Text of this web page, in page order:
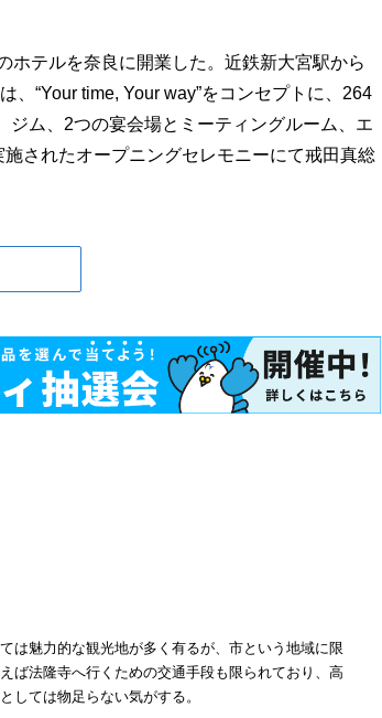
ホテルを奈良に開業した。近鉄新⼤宮駅から
“Your time, Your way”をコンセプトに、264
ム、2つの宴会場とミーティングルーム、エ
されたオープニングセレモニーにて戒田真総
は魅力的な観光地が多く有るが、市という地域に限
ば法隆寺へ行くための交通手段も限られており、高
しては物足らない気がする。